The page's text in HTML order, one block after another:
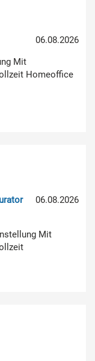
06.08.2026
Mit
Homeoffice
06.08.2026
Mit